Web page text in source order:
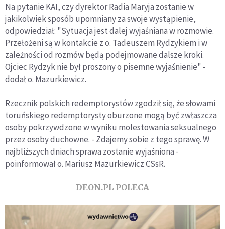
Na pytanie KAI, czy dyrektor Radia Maryja zostanie w
jakikolwiek sposób upomniany za swoje wystąpienie,
odpowiedział: "Sytuacja jest dalej wyjaśniana w rozmowie.
Przełożeni są w kontakcie z o. Tadeuszem Rydzykiem i w
zależności od rozmów będą podejmowane dalsze kroki.
Ojciec Rydzyk nie był proszony o pisemne wyjaśnienie" -
dodał o. Mazurkiewicz.
Rzecznik polskich redemptorystów zgodził się, że słowami
toruńskiego redemptorysty oburzone mogą być zwłaszcza
osoby pokrzywdzone w wyniku molestowania seksualnego
przez osoby duchowne. - Zdajemy sobie z tego sprawę. W
najbliższych dniach sprawa zostanie wyjaśniona -
poinformował o. Mariusz Mazurkiewicz CSsR.
DEON.PL POLECA